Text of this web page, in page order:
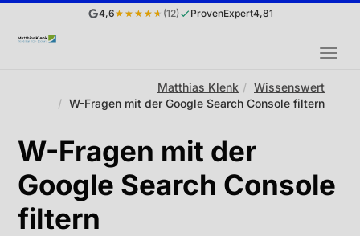
4,6★★★★★ (12) ProvenExpert4,81
sind
Matthias Klenk
Wissenswert
W-Fragen mit der Google Search Console filtern
W-Fragen mit der
Google Search Console
filtern